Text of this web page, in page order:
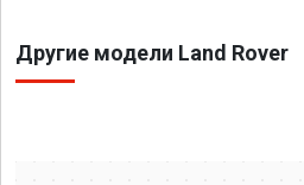
Другие модели Land Rover